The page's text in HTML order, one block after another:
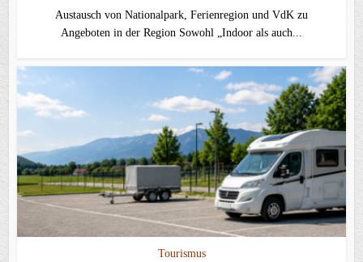
Austausch von Nationalpark, Ferienregion und VdK zu
Angeboten in der Region Sowohl „Indoor als auch...
Tourismus